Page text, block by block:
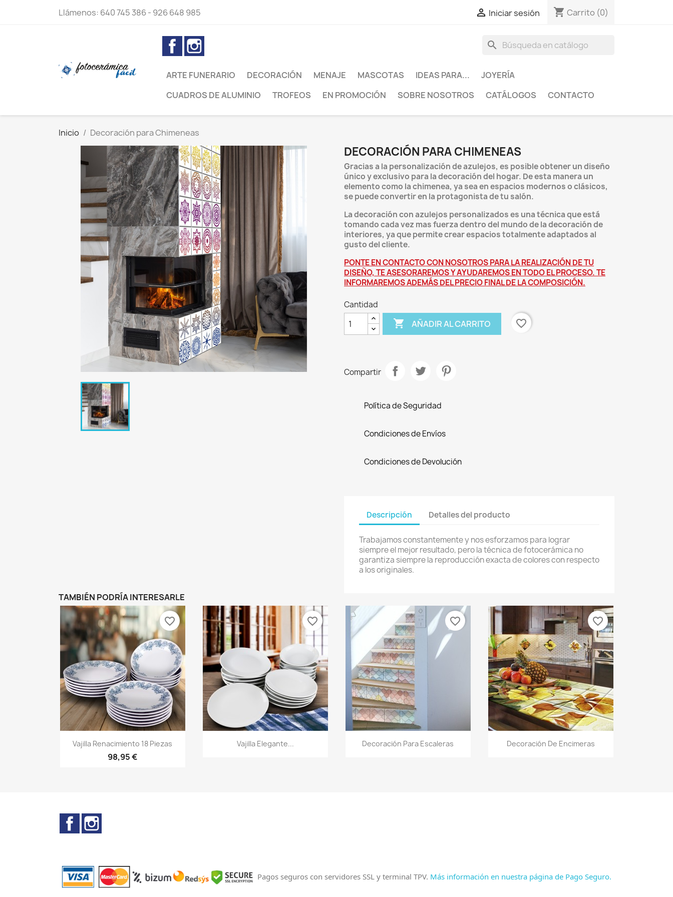
Llámenos: 640 745 386 - 926 648 985  Iniciar sesión shopping_cart Carrito (0)
Facebook search
ARTE FUNERARIO DECORACIÓN MENAJE MASCOTAS IDEAS PARA...
JOYERÍA
CUADROS DE ALUMINIO
TROFEOS EN PROMOCIÓN SOBRE NOSOTROS CATÁLOGOS CONTACTO
Inicio Decoración para Chimeneas
DECORACIÓN PARA CHIMENEAS
Gracias a la personalización de azulejos, es posible obtener un diseño
único y exclusivo para la decoración del hogar. De esta manera un
elemento como la chimenea, ya sea en espacios modernos o clásicos,
se puede convertir en la protagonista de tu salón.
La decoración con azulejos personalizados es una técnica que está
tomando cada vez mas fuerza dentro del mundo de la decoración de
interiores, ya que permite crear espacios totalmente adaptados al
gusto del cliente.
PONTE EN CONTACTO CON NOSOTROS PARA LA REALIZACIÓN DE TU
DISEÑO, TE ASESORAREMOS Y AYUDAREMOS EN TODO EL PROCESO. TE
INFORMAREMOS ADEMÁS DEL PRECIO FINAL DE LA COMPOSICIÓN.
Cantidad
 AÑADIR AL CARRITO favorite_border
Compartir
Política de Seguridad
Condiciones de Envíos
Condiciones de Devolución
Descripción Detalles del producto
Trabajamos constantemente y nos esforzamos para lograr
siempre el mejor resultado, pero la técnica de fotocerámica no
garantiza siempre la reproducción exacta de colores con respecto
a los originales.
TAMBIÉN PODRÍA INTERESARLE
Vista rápida
Vajilla Renacimiento 18 Piezas
98,95 €
favorite_border
Vista rápida
Vajilla Elegante...
favorite_border
Vista rápida
Decoración Para Escaleras
favorite_border
Vista rápida
Decoración De Encimeras
favorite_border
Facebook
Pagos seguros con servidores SSL y terminal TPV. Más información en nuestra página de Pago Seguro.